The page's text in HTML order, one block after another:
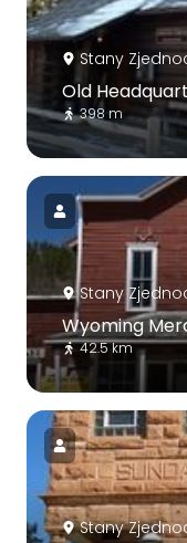
Stany
Old
398 m
Stany
Wyoming
42.5 km
Stany